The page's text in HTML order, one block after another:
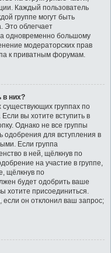
Каждый пользователь
группе могут быть
Это облегчает
одновременно большому
модераторских прав
к приватным форумам.
в них?
группах по
вы хотите вступить в
Однако не все группы
одобрения для вступления в
Если группа
в ней, щёлкнув по
на участие в группе,
щёлкнув по
будет одобрить ваше
хотите присоединиться.
если он отклонил ваш запрос;